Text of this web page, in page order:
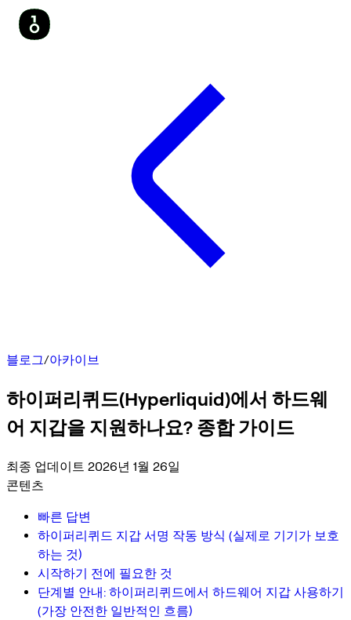
블로그/아카이브
하이퍼리퀴드(Hyperliquid)에서 하드웨
어 지갑을 지원하나요? 종합 가이드
최종 업데이트 2026년 1월 26일
콘텐츠
빠른 답변
하이퍼리퀴드 지갑 서명 작동 방식 (실제로 기기가 보호
하는 것)
시작하기 전에 필요한 것
단계별 안내: 하이퍼리퀴드에서 하드웨어 지갑 사용하기
(가장 안전한 일반적인 흐름)